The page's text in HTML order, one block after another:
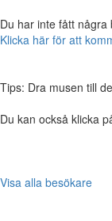
Du har inte fått
Klicka här för att
Tips: Dra musen till
Du kan också klicka
Visa alla besökare